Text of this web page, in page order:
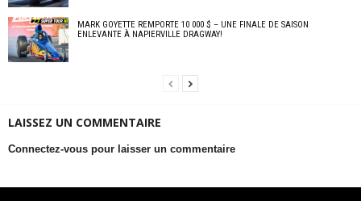
MARK GOYETTE REMPORTE 10 000 $ – UNE FINALE DE SAISON
ENLEVANTE À NAPIERVILLE DRAGWAY!
LAISSEZ UN COMMENTAIRE
Connectez-vous pour laisser un commentaire